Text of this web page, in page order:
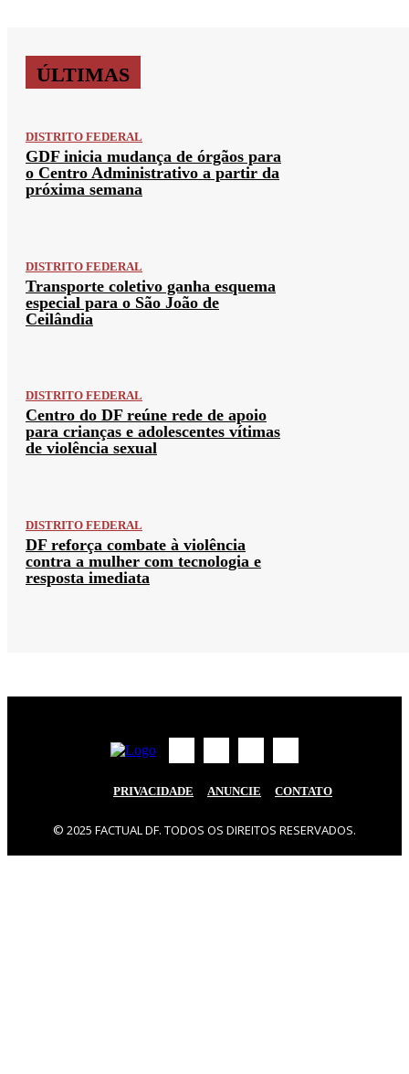
ÚLTIMAS
DISTRITO FEDERAL
GDF inicia mudança de órgãos para
o Centro Administrativo a partir da
próxima semana
DISTRITO FEDERAL
Transporte coletivo ganha esquema
especial para o São João de
Ceilândia
DISTRITO FEDERAL
Centro do DF reúne rede de apoio
para crianças e adolescentes vítimas
de violência sexual
DISTRITO FEDERAL
DF reforça combate à violência
contra a mulher com tecnologia e
resposta imediata
PRIVACIDADE ANUNCIE CONTATO
© 2025 FACTUAL DF. TODOS OS DIREITOS RESERVADOS.